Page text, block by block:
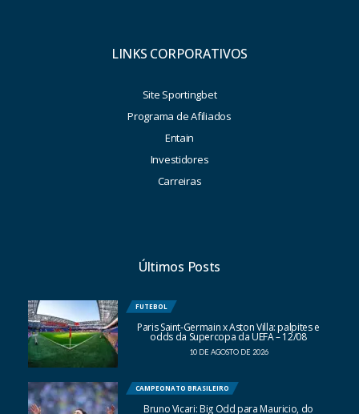
LINKS CORPORATIVOS
Site Sportingbet
Programa de Afiliados
Entain
Investidores
Carreiras
Últimos Posts
FUTEBOL
Paris Saint-Germain x Aston Villa: palpites e
odds da Supercopa da UEFA – 12/08
10 DE AGOSTO DE 2026
CAMPEONATO BRASILEIRO
Bruno Vicari: Big Odd para Mauricio, do